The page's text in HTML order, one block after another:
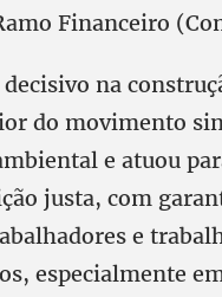
Financeiro
decisivo na
do movimento
e atuou
justa, com
e
especialmente